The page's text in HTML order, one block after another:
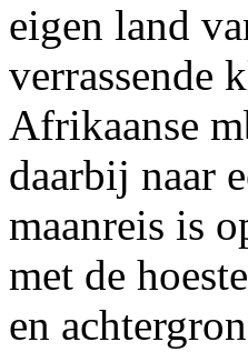
eigen land
verrassende
Afrikaanse
daarbij naar
maanreis is
met de
en